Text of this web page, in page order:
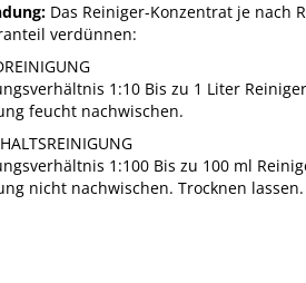
Das Reiniger-Konzentrat je nach
verdünnen:
1:10 Bis zu 1 Liter
feucht nachwischen.
1:100 Bis zu 100 ml
nicht nachwischen. Trocknen lassen.